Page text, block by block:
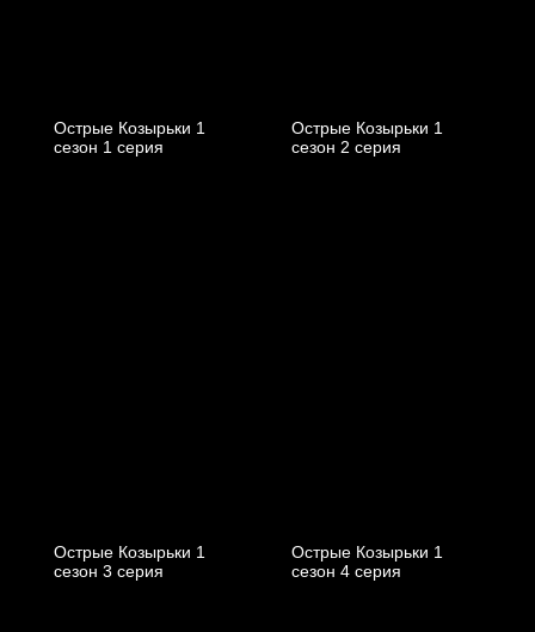
Острые Козырьки 1
cезон 1 cерия
Острые Козырьки 1
cезон 2 cерия
Острые Козырьки 1
cезон 3 cерия
Острые Козырьки 1
cезон 4 cерия